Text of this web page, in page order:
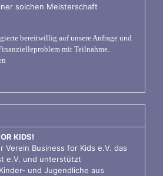
solchen Meisterschaft
bereitwillig auf unsere Anfrage und
mit Teilnahme.
KIDS!
Verein Business for Kids e.V. das
e.V. und unterstützt
und Jugendliche aus